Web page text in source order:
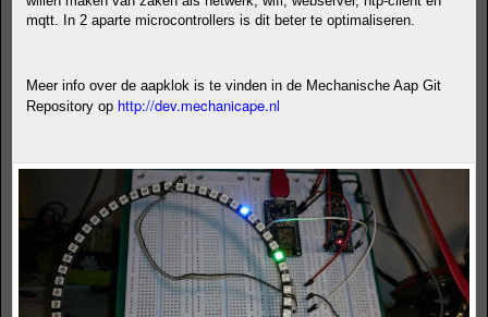
mqtt. In 2 aparte microcontrollers is dit beter te optimaliseren.
Meer info over de aapklok is te vinden in de Mechanische Aap Git
Repository op http://dev.mechanicape.nl